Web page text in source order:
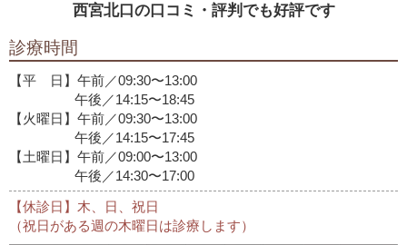
西宮北口の口コミ・評判でも好評です
診療時間
【平 日】午前／09:30〜13:00
午後／14:15〜18:45
【火曜日】午前／09:30〜13:00
午後／14:15〜17:45
【土曜日】午前／09:00〜13:00
午後／14:30〜17:00
【休診日】木、日、祝日
（祝日がある週の木曜日は診療します）